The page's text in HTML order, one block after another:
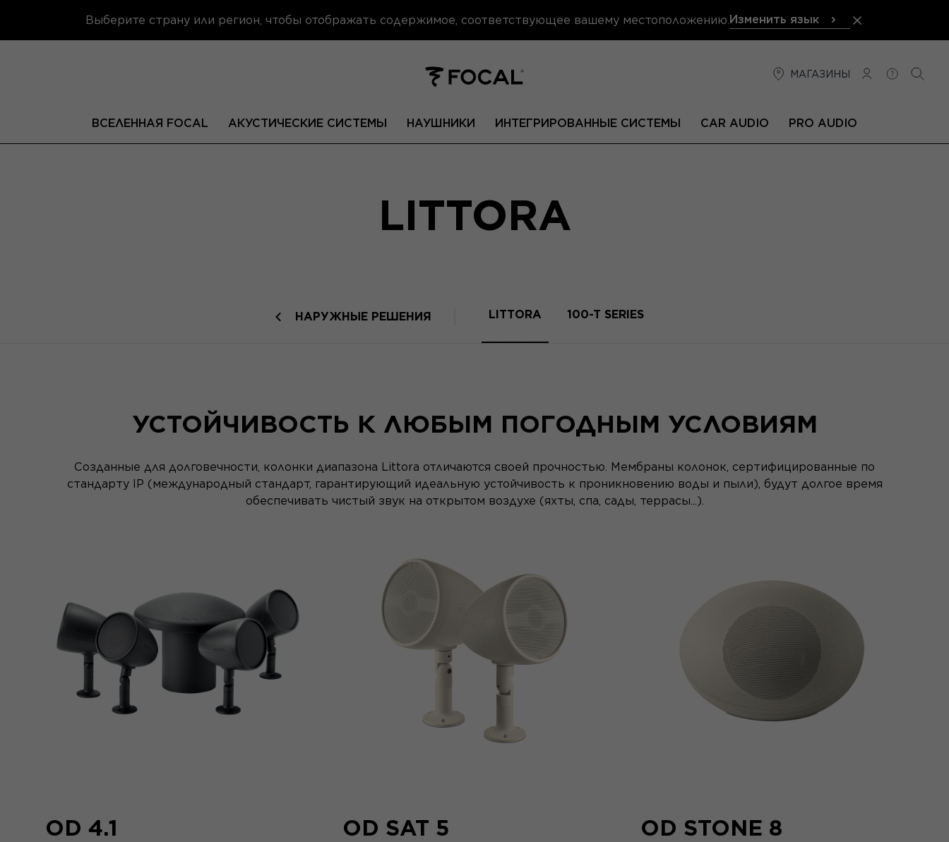
Выберите страну или регион, чтобы отображать содержимое, соответствующее вашему местоположению. Изменить язык
МАГАЗИНЫ
СОЕДИНЕНИЕ
ПОМОЩЬ
ВСЕЛЕННАЯ FOCAL АКУСТИЧЕСКИЕ СИСТЕМЫ НАУШНИКИ ИНТЕГРИРОВАННЫЕ СИСТЕМЫ CAR AUDIO PRO AUDIO
LITTORA
НАРУЖНЫЕ РЕШЕНИЯ LITTORA 100-T SERIES
УСТОЙЧИВОСТЬ К ЛЮБЫМ ПОГОДНЫМ УСЛОВИЯМ
Созданные для долговечности, колонки диапазона Littora отличаются своей прочностью. Мембраны колонок, сертифицированные по
стандарту IP (международный стандарт, гарантирующий идеальную устойчивость к проникновению воды и пыли), будут долгое время
обеспечивать чистый звук на открытом воздухе (яхты, спа, сады, террасы...).
OD 4.1 OD SAT 5 OD STONE 8